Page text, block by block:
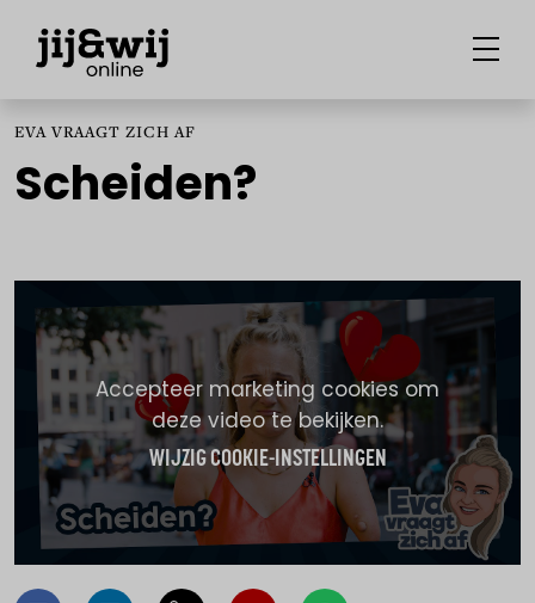
EVA VRAAGT ZICH AF
Scheiden?
Accepteer marketing cookies om
deze video te bekijken.
WIJZIG COOKIE-INSTELLINGEN